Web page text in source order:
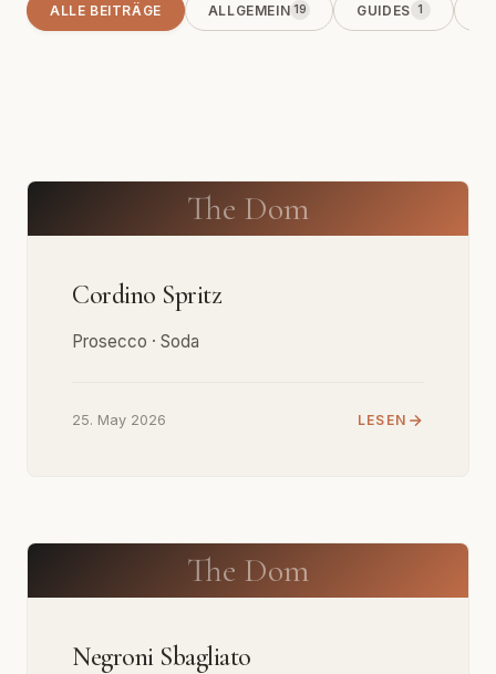
ALLE BEITRÄGE ALLGEMEIN 19 GUIDES 1
The Dom
Cordino Spritz
Prosecco · Soda
25. May 2026 LESEN
The Dom
Negroni Sbagliato